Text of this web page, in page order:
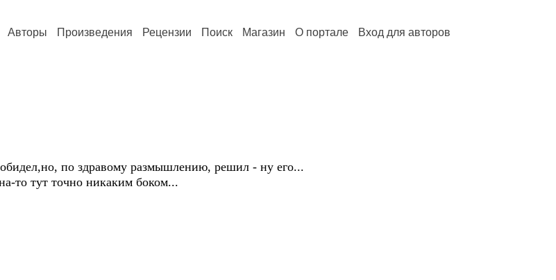
Авторы Произведения Рецензии Поиск Магазин О портале Вход для авторов
по здравому размышлению, решил - ну его...
то тут точно никаким боком...